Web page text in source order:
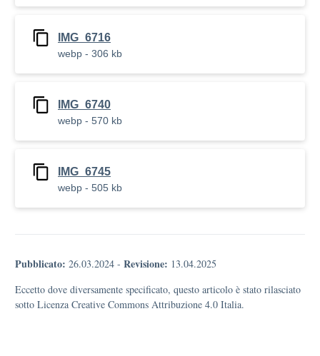
IMG_6716
webp - 306 kb
IMG_6740
webp - 570 kb
IMG_6745
webp - 505 kb
Pubblicato: 26.03.2024 - Revisione: 13.04.2025
Eccetto dove diversamente specificato, questo articolo è stato rilasciato
sotto Licenza Creative Commons Attribuzione 4.0 Italia.